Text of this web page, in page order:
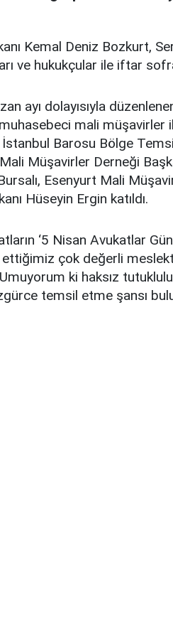
Kemal Deniz Bozkurt,
ve hukukçular ile iftar
ayı dolayısıyla
mali müşavirler
Barosu Bölge
Müşavirler Derneği
Esenyurt Mali
Hüseyin Ergin katıldı.
‘5 Nisan Avukatlar
çok değerli
ki haksız
temsil etme şansı